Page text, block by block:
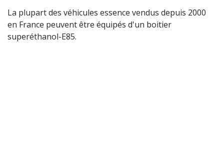
La plupart des véhicules essence vendus depuis 2000
en France peuvent être équipés d'un boitier
superéthanol-E85.